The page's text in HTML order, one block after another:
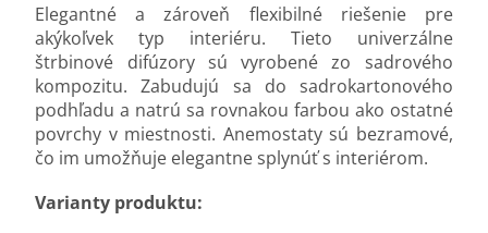
Elegantné a zároveň flexibilné riešenie pre
akýkoľvek typ interiéru. Tieto univerzálne
štrbinové difúzory sú vyrobené zo sadrového
kompozitu. Zabudujú sa do sadrokartonového
podhľadu a natrú sa rovnakou farbou ako ostatné
povrchy v miestnosti. Anemostaty sú bezramové,
čo im umožňuje elegantne splynúť s interiérom.
Varianty produktu: